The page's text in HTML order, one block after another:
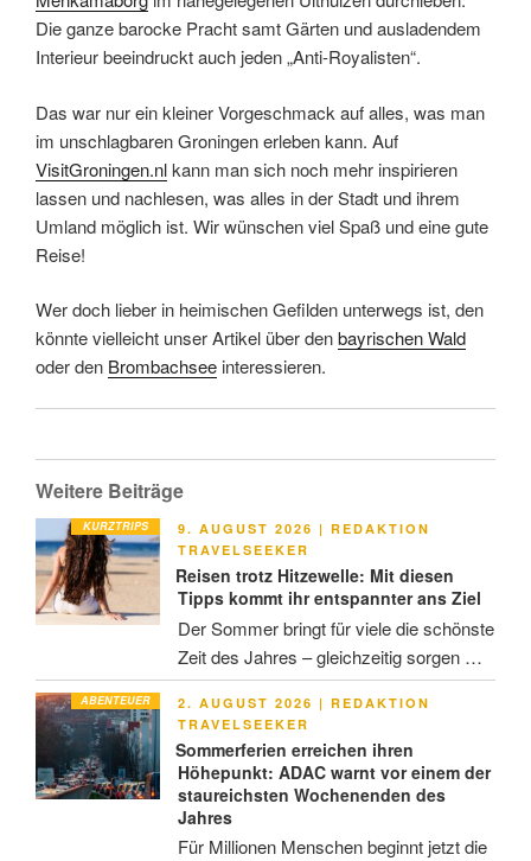
Die ganze barocke Pracht samt Gärten und ausladendem
Interieur beeindruckt auch jeden „Anti-Royalisten“.
Das war nur ein kleiner Vorgeschmack auf alles, was man
im unschlagbaren Groningen erleben kann. Auf
VisitGroningen.nlkann man sich noch mehr inspirieren
lassen und nachlesen, was alles in der Stadt und ihrem
Umland möglich ist. Wir wünschen viel Spaß und eine gute
Reise!
Wer doch lieber in heimischen Gefilden unterwegs ist, den
könnte vielleicht unser Artikel über denbayrischen Wald
oder den Brombachsee interessieren.
Weitere Beiträge
KURZTRIPS
VERÖFFENTLICHT
AM
9. AUGUST 2026 | REDAKTION
TRAVELSEEKER
Reisen trotz Hitzewelle: Mit diesen
Tipps kommt ihr entspannter ans Ziel
Der Sommer bringt für viele die schönste
Zeit des Jahres – gleichzeitig sorgen …
ABENTEUER
VERÖFFENTLICHT
AM
2. AUGUST 2026 | REDAKTION
TRAVELSEEKER
Sommerferien erreichen ihren
Höhepunkt: ADAC warnt vor einem der
staureichsten Wochenenden des
Jahres
Für Millionen Menschen beginnt jetzt die